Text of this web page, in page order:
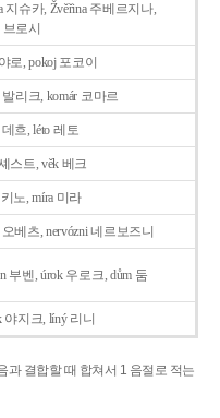
지슈카, Žvěřina 주베르지나,
로시
로, pokoj 포코이
발리크, komár 코마르
데흐, léto 레토
스트, věk 베크
노, míra 미라
오베츠, nervózni 네르보즈니
부벤, úrok 우로크, dům 둠
야지크, líný 리니
과 결합할 때 합쳐서 1 음절로 적는